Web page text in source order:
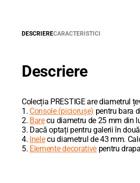
DESCRIERECARACTERISTICI
Descriere
Colecția PRESTIGE are diametrul
1. Console (piciorușe) pentru bara
2. Barecu diametru de 25 mm din
3. Dacă optați pentru galerii în
4. Inelecu diametrul de 43 mm.
5. Elemente decorativepentru